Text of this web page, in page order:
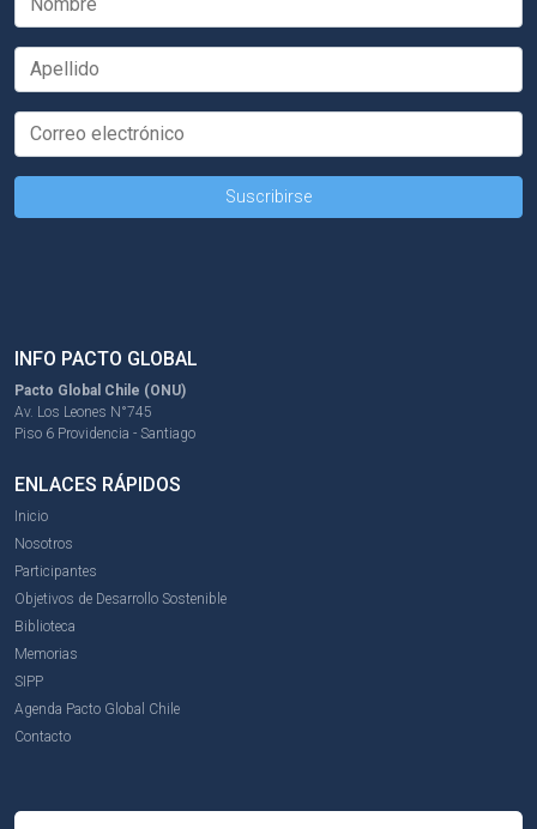
INFO PACTO GLOBAL
Pacto Global Chile (ONU)
Av. Los Leones N°745
Piso 6 Providencia - Santiago
ENLACES RÁPIDOS
Inicio
Nosotros
Participantes
Objetivos de Desarrollo Sostenible
Biblioteca
Memorias
SIPP
Agenda Pacto Global Chile
Contacto